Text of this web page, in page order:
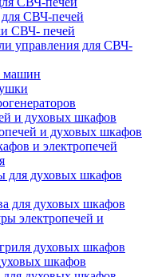
СВЧ-печей
СВЧ- печей
управления для СВЧ-
машин
и духовых шкафов
и духовых шкафов
и электропечей
для духовых шкафов
для духовых шкафов
электропечей и
духовых шкафов
шкафов